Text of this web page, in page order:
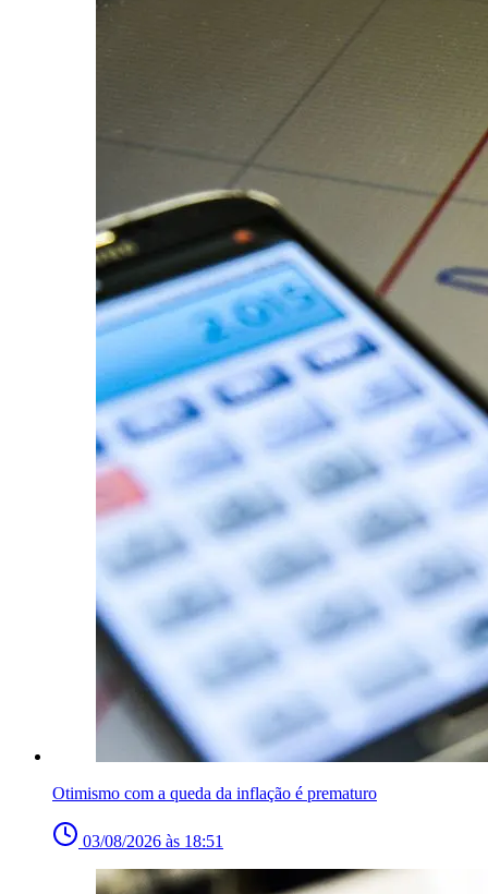
Otimismo com a queda da inflação é prematuro
03/08/2026 às 18:51